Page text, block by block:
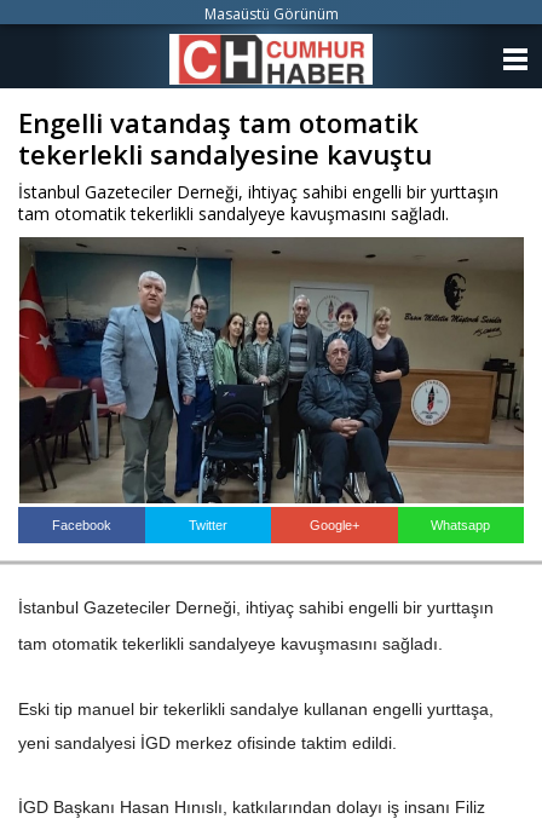
Engelli vatandaş tam otomatik
tekerlekli sandalyesine kavuştu
İstanbul Gazeteciler Derneği, ihtiyaç sahibi engelli bir yurttaşın
tam otomatik tekerlikli sandalyeye kavuşmasını sağladı.
Facebook Twitter Google+ Whatsapp
İstanbul Gazeteciler Derneği, ihtiyaç sahibi engelli bir yurttaşın
tam otomatik tekerlikli sandalyeye kavuşmasını sağladı.
Eski tip manuel bir tekerlikli sandalye kullanan engelli yurttaşa,
yeni sandalyesi İGD merkez ofisinde taktim edildi.
İGD Başkanı Hasan Hınıslı, katkılarından dolayı iş insanı Filiz
Masaüstü Görünüm
KATEGORİLER
YAZARLAR
ANKETLER
FOTO GALERİ
VİDEO GALERİ
KÜNYE
İLETİŞİM